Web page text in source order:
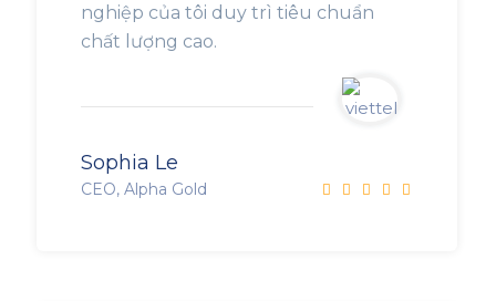
nghiệp của tôi duy trì tiêu chuẩn
chất lượng cao.
Sophia Le
CEO, Alpha Gold